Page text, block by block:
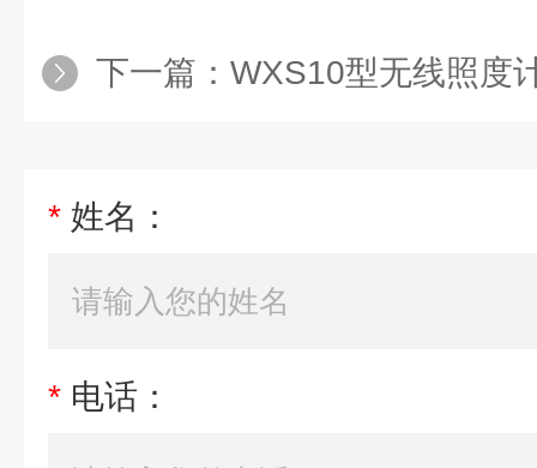
下一篇： WXS10型无线照度
* 姓名：
* 电话：